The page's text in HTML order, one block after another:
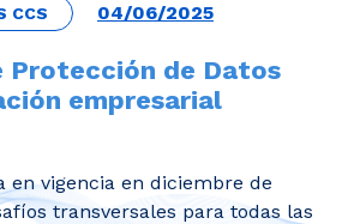
CCS 04/06/2025
Protección de Datos
empresarial
en vigencia en diciembre de
transversales para todas las